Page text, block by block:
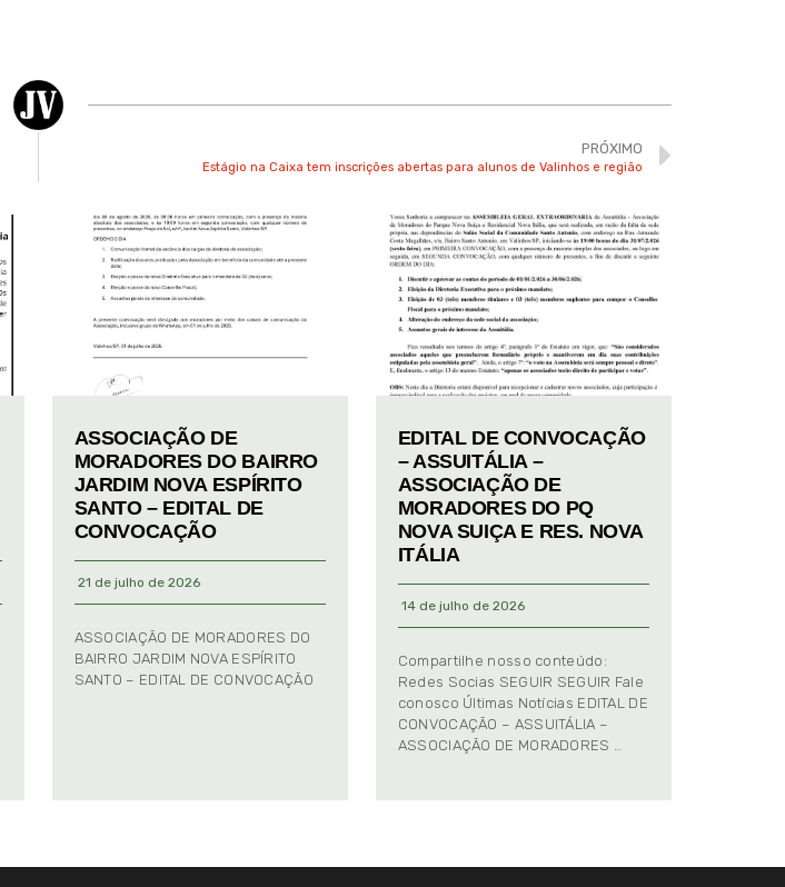
PRÓXIMO
Estágio na Caixa tem inscrições abertas para alunos de Valinhos e região
ASSOCIAÇÃO DE
MORADORES DO BAIRRO
JARDIM NOVA ESPÍRITO
SANTO – EDITAL DE
CONVOCAÇÃO
21 de julho de 2026
ASSOCIAÇÃO DE MORADORES DO
BAIRRO JARDIM NOVA ESPÍRITO
SANTO – EDITAL DE CONVOCAÇÃO
EDITAL DE CONVOCAÇÃO
– ASSUITÁLIA –
ASSOCIAÇÃO DE
MORADORES DO PQ
NOVA SUIÇA E RES. NOVA
ITÁLIA
14 de julho de 2026
Compartilhe nosso conteúdo:
Redes Socias SEGUIR SEGUIR Fale
conosco Últimas Notícias EDITAL DE
CONVOCAÇÃO – ASSUITÁLIA –
ASSOCIAÇÃO DE MORADORES …